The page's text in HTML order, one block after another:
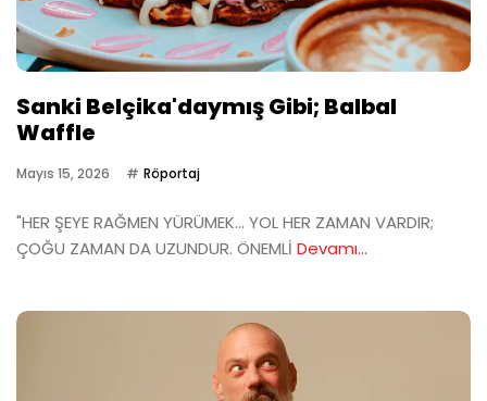
Sanki Belçika'daymış Gibi; Balbal
Waffle
Mayıs 15, 2026 Röportaj
"HER ŞEYE RAĞMEN YÜRÜMEK… YOL HER ZAMAN VARDIR;
ÇOĞU ZAMAN DA UZUNDUR. ÖNEMLİ Devamı...